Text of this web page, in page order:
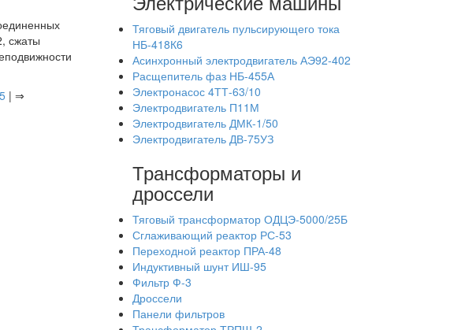
сжаты
| ⇒
Тяговый двигатель пульсирующего тока
НБ-418К6
Асинхронный электродвигатель АЭ92-402
Расщепитель фаз НБ-455А
Электронасос 4ТТ-63/10
Электродвигатель П11М
Электродвигатель ДМК-1/50
Электродвигатель ДВ-75УЗ
Трансформаторы и
дроссели
Тяговый трансформатор ОДЦЭ-5000/25Б
Сглаживающий реактор РС-53
Переходной реактор ПРА-48
Индуктивный шунт ИШ-95
Фильтр Ф-3
Дроссели
Панели фильтров